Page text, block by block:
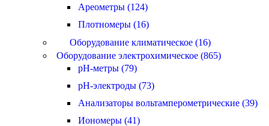
Ареометры (124)
Плотномеры (16)
Оборудование климатическое (16)
Оборудование электрохимическое (865)
pH-метры (79)
pH-электроды (73)
Анализаторы вольтамперометрические (39)
Иономеры (41)